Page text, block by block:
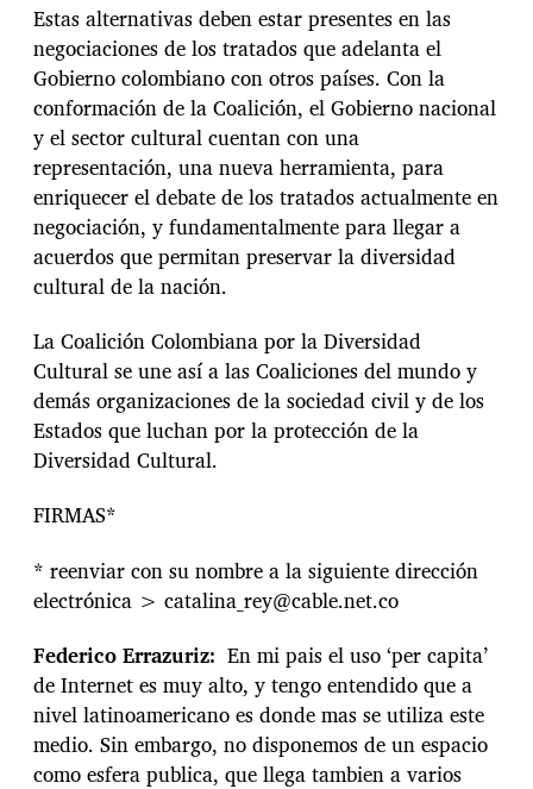
Estas alternativas deben estar presentes en las
negociaciones de los tratados que adelanta el
Gobierno colombiano con otros países. Con la
conformación de la Coalición, el Gobierno nacional
y el sector cultural cuentan con una
representación, una nueva herramienta, para
enriquecer el debate de los tratados actualmente en
negociación, y fundamentalmente para llegar a
acuerdos que permitan preservar la diversidad
cultural de la nación.
La Coalición Colombiana por la Diversidad
Cultural se une así a las Coaliciones del mundo y
demás organizaciones de la sociedad civil y de los
Estados que luchan por la protección de la
Diversidad Cultural.
FIRMAS*
* reenviar con su nombre a la siguiente dirección
electrónica > catalina_rey@cable.net.co
Federico Errazuriz: En mi pais el uso ‘per capita’
de Internet es muy alto, y tengo entendido que a
nivel latinoamericano es donde mas se utiliza este
medio. Sin embargo, no disponemos de un espacio
como esfera publica, que llega tambien a varios